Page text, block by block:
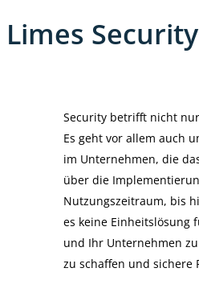
Security
Security betrifft nicht
Es geht vor allem auch
im Unternehmen, die
über die
Nutzungszeitraum, bis
es keine Einheitslösung
und Ihr Unternehmen
zu schaffen und sichere